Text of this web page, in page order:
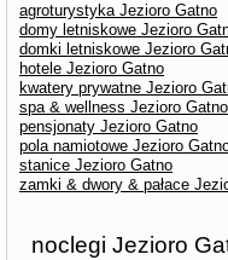
agroturystyka Jezioro Gatno
domy letniskowe Jezioro
domki letniskowe Jezioro
hotele Jezioro Gatno
kwatery prywatne Jezioro
spa & wellness Jezioro Gatno
pensjonaty Jezioro Gatno
pola namiotowe Jezioro
stanice Jezioro Gatno
zamki & dwory & pałace
noclegi Jezioro